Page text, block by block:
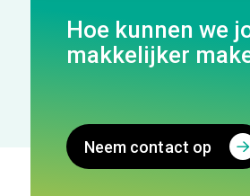
Hoe kunnen we
makkelijker
Neem contact op